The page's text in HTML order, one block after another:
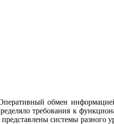
обмен
требования к
системы